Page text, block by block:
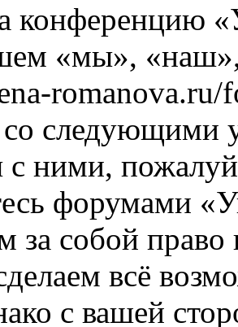
конференцию
«мы»,
romanova.ru/
со следующими
с ними,
форумами
за собой
всё
с вашей